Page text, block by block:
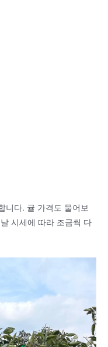
니다. 귤 가격도 물어보
시세에 따라 조금씩 다